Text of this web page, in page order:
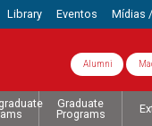
Library Eventos Mídias
Alumni
Graduate
Programs